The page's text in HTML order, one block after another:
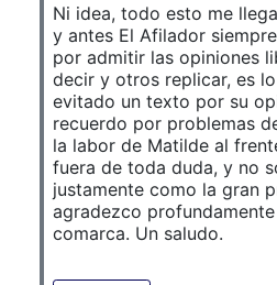
Ni idea, todo esto me
y antes El Afilador
por admitir las opiniones
decir y otros replicar, es
evitado un texto por su
recuerdo por problemas
la labor de Matilde al
fuera de toda duda, y no
justamente como la gran
agradezco
comarca. Un saludo.